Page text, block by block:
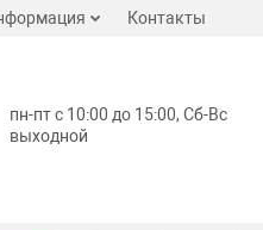
Контакты
пн-пт с 10:00 до 15:00, Сб-Вс
выходной